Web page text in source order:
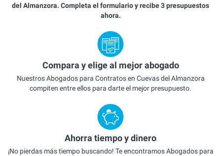
del Almanzora. Completa el formulario y recibe 3 presupuestos
ahora.
Compara y elige al mejor abogado
Nuestros Abogados para Contratos en Cuevas del Almanzora
compiten entre ellos para darte el mejor presupuesto.
Ahorra tiempo y dinero
¡No pierdas más tiempo buscando! Te encontramos Abogados para